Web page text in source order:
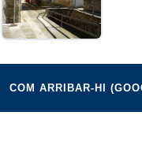
COM ARRIBAR-HI